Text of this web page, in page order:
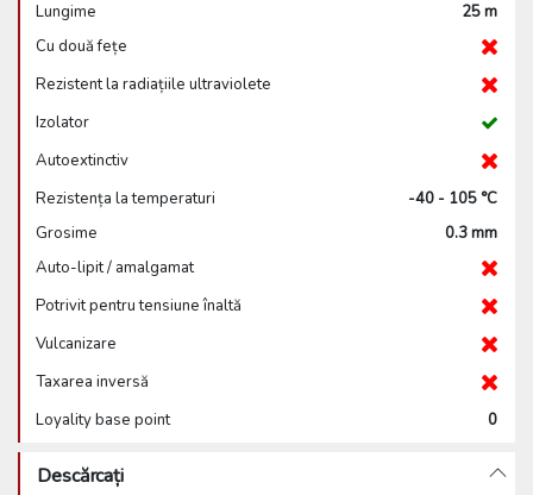
Lungime
25 m
Cu două fețe
Rezistent la radiațiile ultraviolete
Izolator
Autoextinctiv
Rezistența la temperaturi
-40 - 105 °C
Grosime
0.3 mm
Auto-lipit / amalgamat
Potrivit pentru tensiune înaltă
Vulcanizare
Taxarea inversă
Loyality base point
0
Descărcați